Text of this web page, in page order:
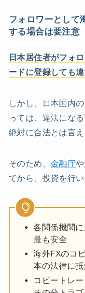
フォロワーとして
する場合は要注意
日本居住者がフォ
ードに登録しても
しかし、日本国内
っては、違法にな
絶対に合法とは言え
そのため、 金融庁や
てから、投資を行い
各関係機関
最も安全
海外FXのコ
本の法律に
コピートレ